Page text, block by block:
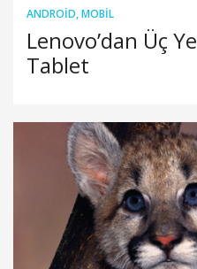
ANDROID,MOBIL
Lenovo’dan Üç
Tablet